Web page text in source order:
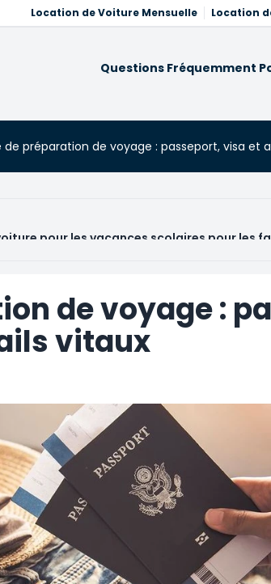
Location de Voiture Mensuelle Location
Questions Fréquemment
de préparation de voyage : passeport, visa et
pour les vacances scolaires pour les
de voyage :
vitaux